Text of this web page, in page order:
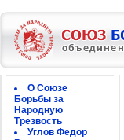
О Союзе
Борьбы за
Народную
Трезвость
Углов Федор